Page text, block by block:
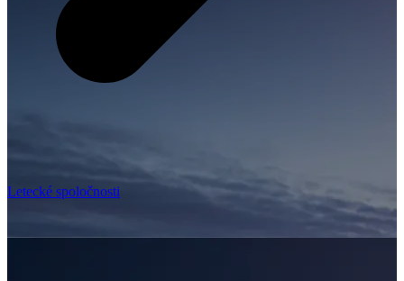
Letecké spoločnosti